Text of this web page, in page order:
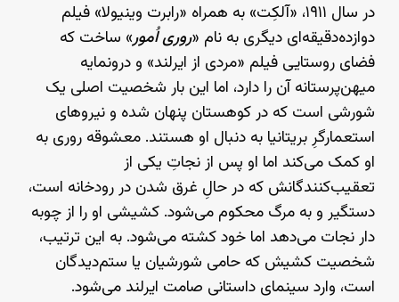
در سال ۱۹۱۱، «آلکِت» به همراه «رابرت وینیولا» فیلم
دوازده‌دقیقه‌ای دیگری به نام «روری اُمور» ساخت که
فضای روستایی فیلم «مردی از ایرلند» و درونمایه‌
میهن‌پرستانه‌ آن را دارد، اما این بار شخصیت اصلی یک
شورشی است که در کوهستان پنهان شده و نیروهای
استعمارگرِ بریتانیا به دنبال او هستند. معشوقه‌ روری به
او کمک می‌کند اما او پس از نجاتِ یکی از
تعقیب‌کنندگانش که در حالِ غرق شدن در رودخانه است،
دستگیر و به مرگ محکوم می‌شود. کشیشی او را از چوبه‌
دار نجات می‌دهد اما خود کشته می‌شود. به این ترتیب،
شخصیت کشیش که حامی شورشیان یا ستم‌دیدگان
است، وارد سینمای داستانی صامت ایرلند می‌شود.